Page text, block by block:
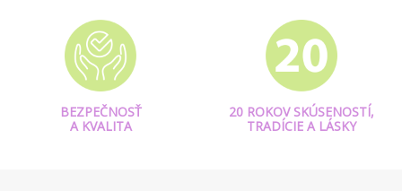
BEZPEČNOSŤ
A KVALITA
20 ROKOV SKÚSENOSTÍ,
TRADÍCIE A LÁSKY